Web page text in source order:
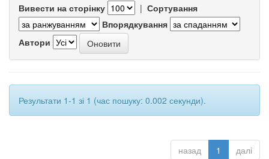
Вивести на сторінку | Сортування
Впорядкування
Автори
Результати 1-1 зі 1 (час пошуку: 0.002 секунди).
назад 1 далі